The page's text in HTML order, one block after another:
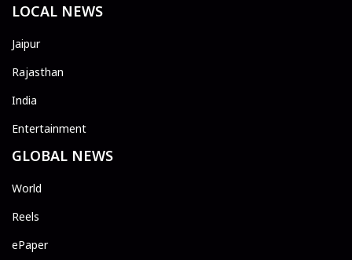
LOCAL NEWS
Jaipur
Rajasthan
India
Entertainment
GLOBAL NEWS
World
Reels
ePaper